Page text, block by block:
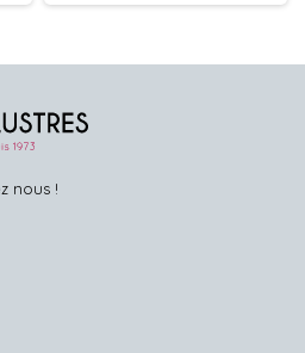
nous !